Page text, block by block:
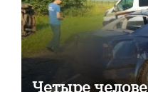
Четыре